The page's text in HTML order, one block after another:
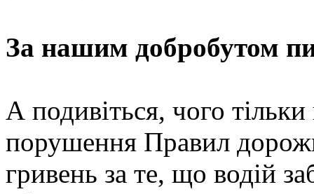
За нашим добробутом
А подивіться, чого
порушення Правил
гривень за те, що водій